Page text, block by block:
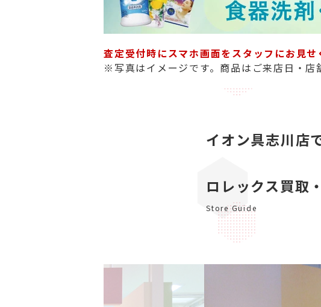
査定受付時にスマホ画面をスタッフにお見せ
※写真はイメージです。商品はご来店日・店
イオン具志川店
ロレックス買取
Store Guide